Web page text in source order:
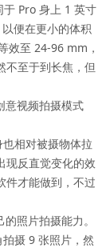
Pro 身上 1 英寸
便在更小的体积
至 24-96 mm，
不至于到长焦，但
视频拍摄模式
相对被摄物体拉
现反直觉变化的效
件才能做到，不过
照片拍摄能力。
摄 9 张照片，然